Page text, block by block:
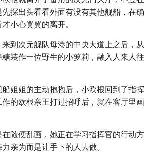
探出头看看外面有没有其他舰船，在确
小心翼翼的离开。
到次元舰队母港的中央大道上之后，从
装作一位野生的小萝莉，融入人来人往
姐姐的主动抱抱后，小欧根回到了指挥
的欧根亲王打过招呼后，就在客厅里画
随便乱画，她正在学习指挥官的行动方
亲为而是让手下的人去做。